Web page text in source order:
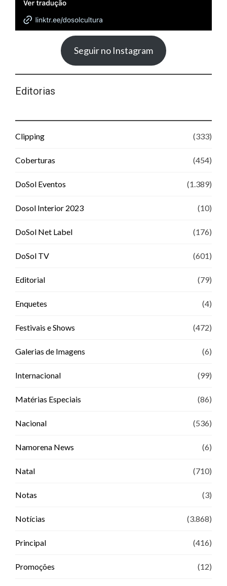
Seguir no Instagram
Editorias
Clipping (333)
Coberturas (454)
DoSol Eventos (1.389)
Dosol Interior 2023 (10)
DoSol Net Label (176)
DoSol TV (601)
Editorial (79)
Enquetes (4)
Festivais e Shows (472)
Galerias de Imagens (6)
Internacional (99)
Matérias Especiais (86)
Nacional (536)
Namorena News (6)
Natal (710)
Notas (3)
Notícias (3.868)
Principal (416)
Promoções (12)